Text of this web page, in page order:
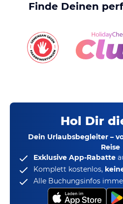
Finde Deinen
Hol Dir
Dein Urlaubsbegleiter –
Reise
Exklusive App-Rabatte
Komplett kostenlos,
Alle Buchungsinfos